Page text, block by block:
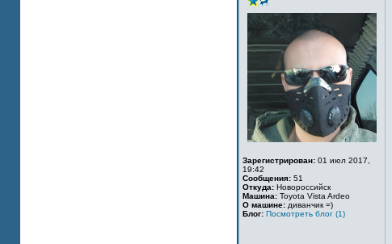
Зарегистрирован: 01 июл 2017,
19:42
Сообщения: 51
Откуда: Новороссийск
Машина: Toyota Vista Ardeo
О машине: диванчик =)
Блог: Посмотреть блог (1)